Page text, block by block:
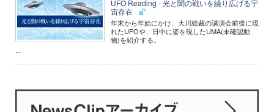
UFO Reading - 光と闇の戦いを繰り広げる宇
宙存在
年末から年始にかけ、大川総裁の講演会前後に現
れたUFOや、日中に姿を現したUMA(未確認動
物)を紹介する。
...